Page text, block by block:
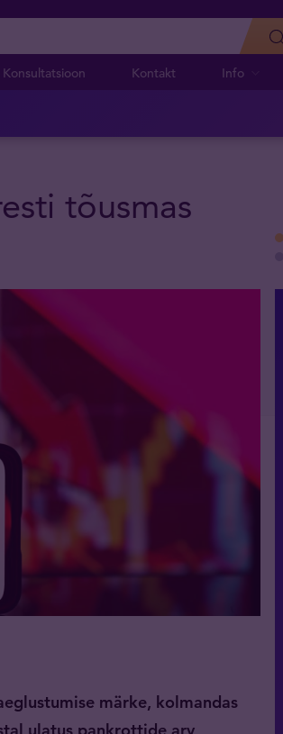
Konsultatsioon Kontakt Info
tõusmas
märke, kolmandas